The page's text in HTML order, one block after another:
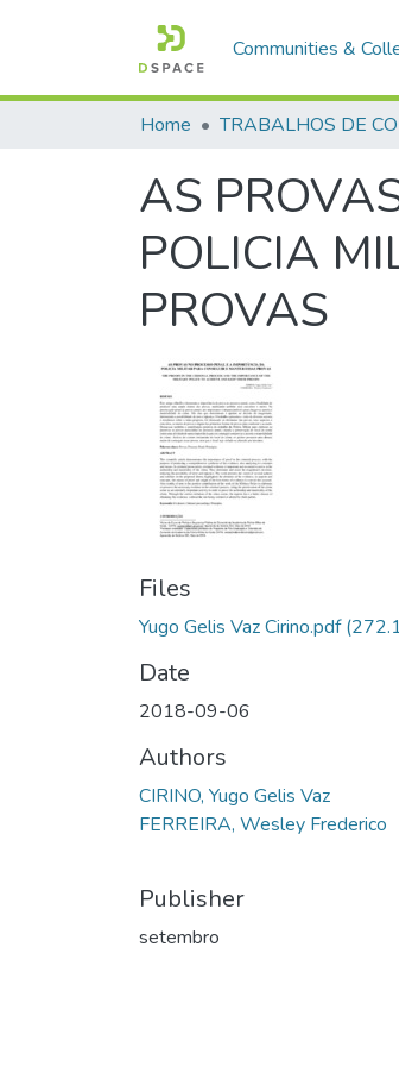
Communities &
Home
AS
POLICIA
PROVAS
Files
Yugo Gelis Vaz Cirino.pdf
Date
2018-09-06
Authors
CIRINO, Yugo Gelis Vaz
FERREIRA, Wesley Frederico
Publisher
setembro